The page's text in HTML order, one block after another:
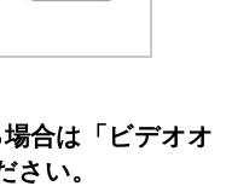
合は「ビデオオ
さい。